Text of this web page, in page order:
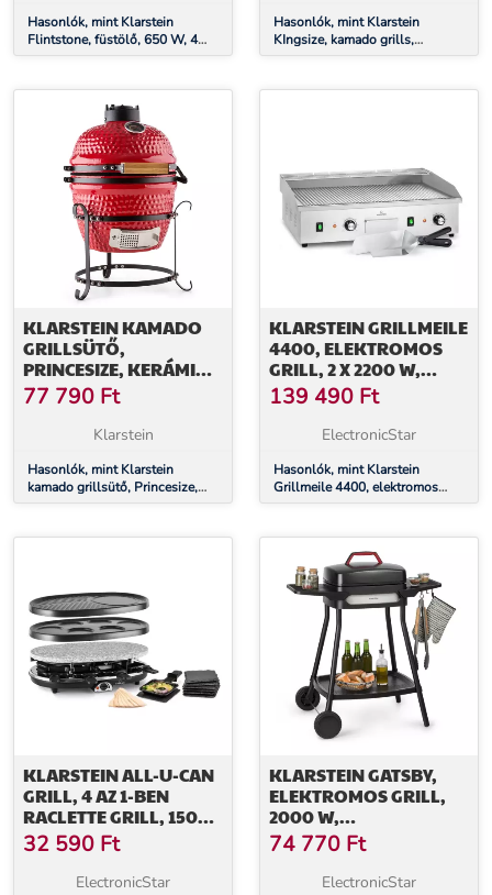
Hasonlók, mint Klarstein
Flintstone, füstölő, 650 W, 4
polc, 2 ajtó, rozsdamentes acél
Hasonlók, mint Klarstein
KIngsize, kamado grills,
kerámia, 21", füstölés, lassú
KLARSTEIN KAMADO
GRILLSÜTŐ,
PRINCESIZE, KERÁMIA,
11", FÜSTÖLÉS, BBQ,
LASSÚ SÜTÉS, PIROS
77 790 Ft
Klarstein
Hasonlók, mint Klarstein
kamado grillsütő, Princesize,
kerámia, 11", füstölés, BBQ,
KLARSTEIN GRILLMEILE
4400, ELEKTROMOS
GRILL, 2 X 2200 W,
ROZSDAMENTES ACÉL
GRILL LAP
139 490 Ft
ElectronicStar
Hasonlók, mint Klarstein
Grillmeile 4400, elektromos
grill, 2 x 2200 W, rozsdamentes
KLARSTEIN ALL-U-CAN
GRILL, 4 AZ 1-BEN
RACLETTE GRILL, 1500
W, 8 SZEMÉLYRE,
KIEGÉSZÍTŐ
32 590 Ft
ElectronicStar
KLARSTEIN GATSBY,
ELEKTROMOS GRILL,
2000 W,
TAPADÁSMENTES
FELÜLET, OLDALSÓ
ASZTALOK, FEKETE
74 770 Ft
ElectronicStar